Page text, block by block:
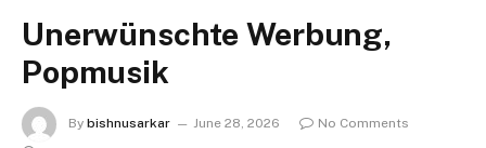
Unerwünschte Werbung,
Popmusik
By bishnusarkar June 28, 2026
No Comments